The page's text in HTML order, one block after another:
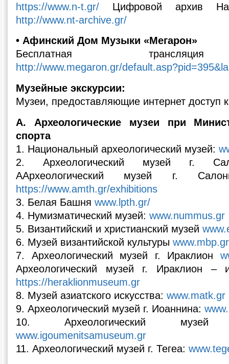
https://www.n-t.gr/ Цифровой архив
http://www.nt-archive.gr/
• Афинский Дом Музыки «Мегарон»
Бесплатная
http://www.megaron.gr/
Музейные экскурсии:
Музеи, предоставляющие интернет доступ
Α. Археологические музеи при
спорта
1. Национальный археологический музей:
2. Археологический музей г.
ΑАрхеологический музей г.
https://www.amth.gr/exhibitions
3. Белая Башняwww.lpth.gr/
4. Нумизматический музей:www.nummus.gr
5. Византийский и христианский музей
6. Музей византийской культурыwww.mbp.gr
7. Археологический музей г. Ираклион
Археологический музей г. Ираклион –
https://heraklionmuseum.gr
8. Музей азиатского искусства:www.matk.gr
9. Археологический музей г. Иоаннина:
10. Археологический
www.igoumenitsamuseum.gr
11. Археологический музей г. Тегеа: